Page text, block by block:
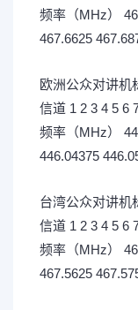
频率（MHz）
467.6625
欧洲公众对讲机
信道 1 2 3 4 5 6
频率（MHz）
446.04375
台湾公众对讲机
信道 1 2 3 4 5 6
频率（MHz）
467.5625